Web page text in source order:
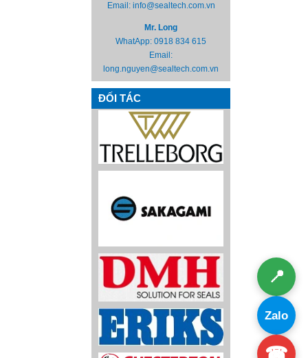
Email: info@sealtech.com.vn
Mr. Long
WhatApp: 0918 834 615
Email:
long.nguyen@sealtech.com.vn
ĐỐI TÁC
📍
Zalo
☎